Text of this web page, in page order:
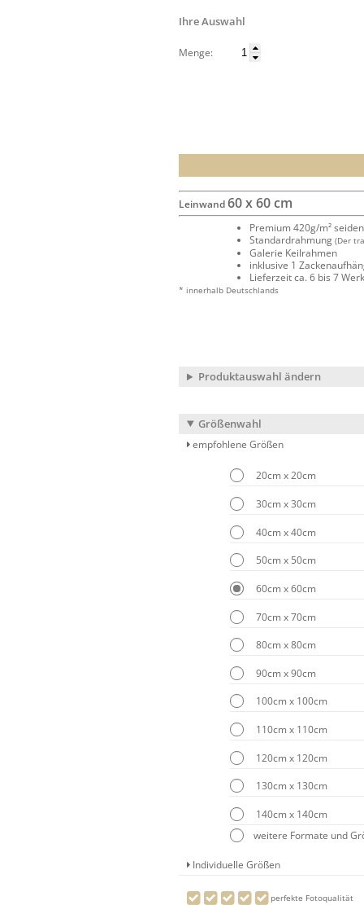
Ihre Auswahl
Menge:
Leinwand60 x 60 cm
Premium 420g/m²
Standardrahmung (Der
Galerie Keilrahmen
inklusive 1
Lieferzeit ca. 6 bis 7
* innerhalb Deutschlands
Produktauswahl ändern
Größenwahl
empfohlene Größen
20cm x 20cm
30cm x 30cm
40cm x 40cm
50cm x 50cm
60cm x 60cm
70cm x 70cm
80cm x 80cm
90cm x 90cm
100cm x 100cm
110cm x 110cm
120cm x 120cm
130cm x 130cm
140cm x 140cm
weitere Formate und
Individuelle Größen
perfekte Fotoqualität